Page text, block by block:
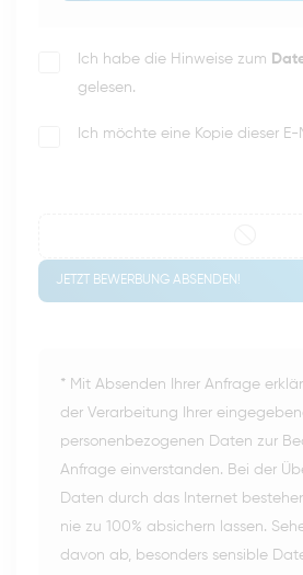
Ich habe die Hinweise zum
gelesen.
Ich möchte eine Kopie dieser
JETZT BEWERBUNG ABSENDEN!
* Mit Absenden Ihrer Anfrage
der Verarbeitung Ihrer
personenbezogenen Daten zur
Anfrage einverstanden. Bei der
Daten durch das Internet
nie zu 100% absichern lassen.
davon ab, besonders sensible